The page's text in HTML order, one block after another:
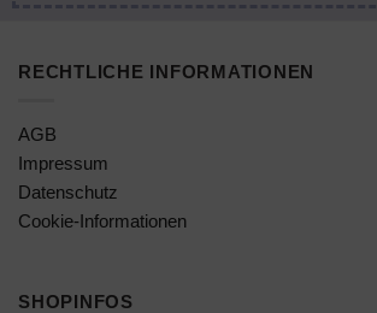
RECHTLICHE INFORMATIONEN
AGB
Impressum
Datenschutz
Cookie-Informationen
SHOPINFOS